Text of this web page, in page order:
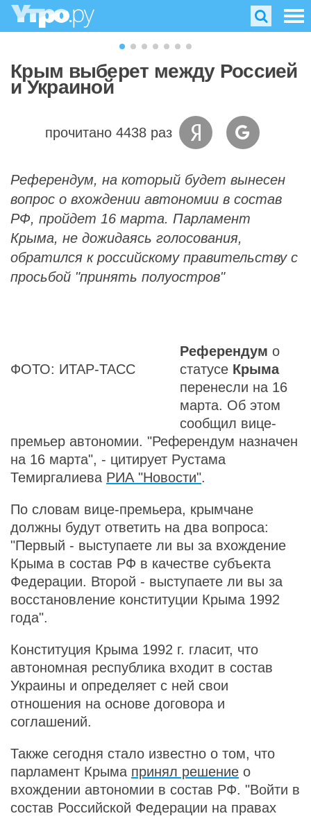
Крым выберет между Россией
и Украиной
прочитано 4438 раз
Референдум, на который будет вынесен
вопрос о вхождении автономии в состав
РФ, пройдет 16 марта. Парламент
Крыма, не дожидаясь голосования,
обратился к российскому правительству с
просьбой "принять полуостров"
ФОТО: ИТАР-ТАСС
Референдум о
статусе Крыма
перенесли на 16
марта. Об этом
сообщил вице-
премьер автономии. "Референдум назначен
на 16 марта", - цитирует Рустама
Темиргалиева РИА "Новости".
По словам вице-премьера, крымчане
должны будут ответить на два вопроса:
"Первый - выступаете ли вы за вхождение
Крыма в состав РФ в качестве субъекта
Федерации. Второй - выступаете ли вы за
восстановление конституции Крыма 1992
года".
Конституция Крыма 1992 г. гласит, что
автономная республика входит в состав
Украины и определяет с ней свои
отношения на основе договора и
соглашений.
Также сегодня стало известно о том, что
парламент Крыма принял решение о
вхождении автономии в состав РФ. "Войти в
состав Российской Федерации на правах